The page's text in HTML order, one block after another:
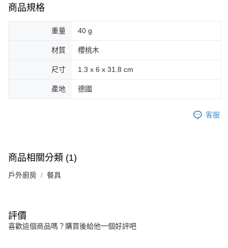
商品規格
重量 40 g
材質 櫻桃木
尺寸 1.3 x 6 x 31.8 cm
產地 德國
客服
商品相關分類 (1)
戶外廚房 餐具
評價
喜歡這個商品嗎？購買後給他一個好評吧